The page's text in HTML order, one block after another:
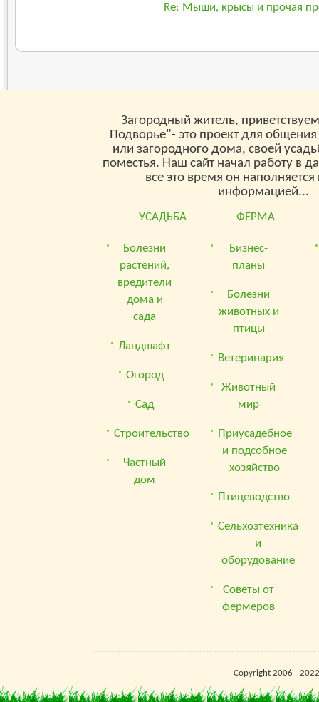
Re: Мыши, крысы и прочая
Загородный житель,
Подворье"- это проект для
или загородного дома, своей
поместья. Наш сайт начал работу в
все это время он
информацией...
УСАДЬБА
Болезни
растений,
вредители
дома и
сада
Ландшафт
Огород
Сад
Строительство
Частный
дом
ФЕРМА
Бизнес-
планы
Болезни
животных и
птицы
Ветеринария
Животный
мир
Приусадебное
и подсобное
хозяйство
Птицеводство
Сельхозтехника
и
оборудование
Советы от
фермеров
Copyright 2006 -